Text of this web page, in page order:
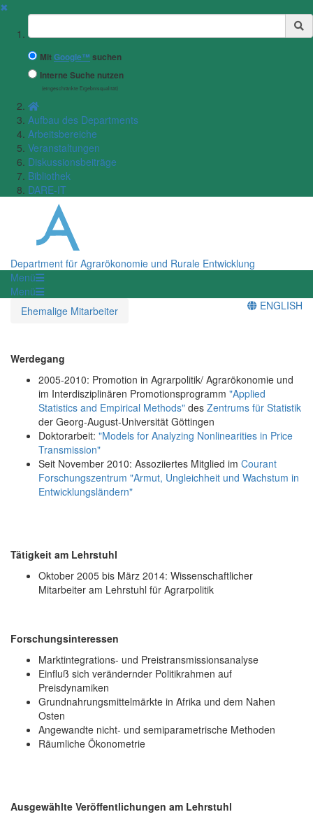
✖
Suchbegriff
MitGoogle™ suchen
Interne Suche nutzen
(eingeschränkte Ergebnisqualität)
Aufbau des Departments
Arbeitsbereiche
Veranstaltungen
Diskussionsbeiträge
Bibliothek
DARE-IT
Department für Agrarökonomie und Rurale Entwicklung
Menü
Menü
Ehemalige Mitarbeiter
ENGLISH
Werdegang
2005-2010: Promotion in Agrarpolitik/ Agrarökonomie und
im Interdisziplinären Promotionsprogramm "Applied
Statistics and Empirical Methods" des Zentrums für Statistik
der Georg-August-Universität Göttingen
Doktorarbeit: "Models for Analyzing Nonlinearities in Price
Transmission"
Seit November 2010: Assoziiertes Mitglied im Courant
Forschungszentrum "Armut, Ungleichheit und Wachstum in
Entwicklungsländern"
Tätigkeit am Lehrstuhl
Oktober 2005 bis März 2014: Wissenschaftlicher
Mitarbeiter am Lehrstuhl für Agrarpolitik
Forschungsinteressen
Marktintegrations- und Preistransmissionsanalyse
Einfluß sich verändernder Politikrahmen auf
Preisdynamiken
Grundnahrungsmittelmärkte in Afrika und dem Nahen
Osten
Angewandte nicht- und semiparametrische Methoden
Räumliche Ökonometrie
Ausgewählte Veröffentlichungen am Lehrstuhl